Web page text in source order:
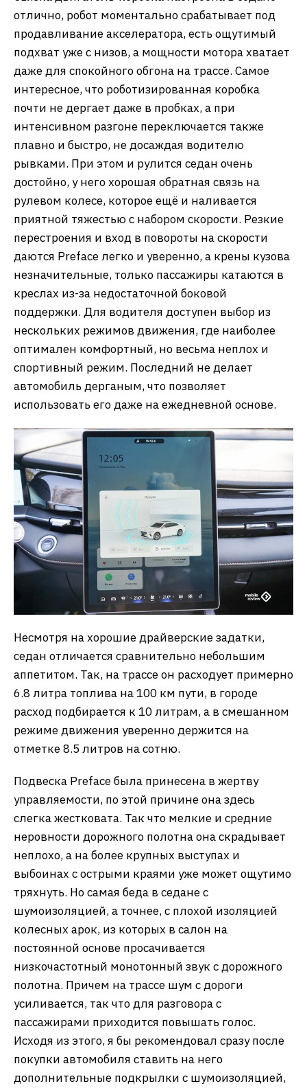
отлично, робот моментально срабатывает под
продавливание акселератора, есть ощутимый
подхват уже с низов, а мощности мотора хватает
даже для спокойного обгона на трассе. Самое
интересное, что роботизированная коробка
почти не дергает даже в пробках, а при
интенсивном разгоне переключается также
плавно и быстро, не досаждая водителю
рывками. При этом и рулится седан очень
достойно, у него хорошая обратная связь на
рулевом колесе, которое ещё и наливается
приятной тяжестью с набором скорости. Резкие
перестроения и вход в повороты на скорости
даются Preface легко и уверенно, а крены кузова
незначительные, только пассажиры катаются в
креслах из-за недостаточной боковой
поддержки. Для водителя доступен выбор из
нескольких режимов движения, где наиболее
оптимален комфортный, но весьма неплох и
спортивный режим. Последний не делает
автомобиль дерганым, что позволяет
использовать его даже на ежедневной основе.
Несмотря на хорошие драйверские задатки,
седан отличается сравнительно небольшим
аппетитом. Так, на трассе он расходует примерно
6.8 литра топлива на 100 км пути, в городе
расход подбирается к 10 литрам, а в смешанном
режиме движения уверенно держится на
отметке 8.5 литров на сотню.
Подвеска Preface была принесена в жертву
управляемости, по этой причине она здесь
слегка жестковата. Так что мелкие и средние
неровности дорожного полотна она скрадывает
неплохо, а на более крупных выступах и
выбоинах с острыми краями уже может ощутимо
тряхнуть. Но самая беда в седане с
шумоизоляцией, а точнее, с плохой изоляцией
колесных арок, из которых в салон на
постоянной основе просачивается
низкочастотный монотонный звук с дорожного
полотна. Причем на трассе шум с дороги
усиливается, так что для разговора с
пассажирами приходится повышать голос.
Исходя из этого, я бы рекомендовал сразу после
покупки автомобиля ставить на него
дополнительные подкрылки с шумоизоляцией,